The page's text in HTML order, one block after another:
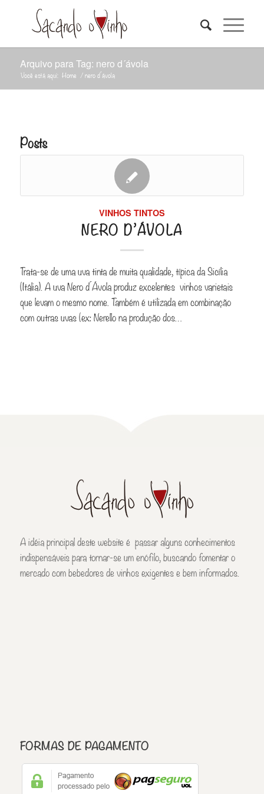
Arquivo para Tag: nero d´ávola
Você está aqui: Home /nero d´ávola
Posts
VINHOS TINTOS
NERO D’ÁVOLA
Trata-se de uma uva tinta de muita qualidade, típica da Sicília
(Itália). A uva Nero d´Ávola produz excelentes vinhos varietais
que levam o mesmo nome. Também é utilizada em combinação
com outras uvas (ex: Nerello na produção dos…
A idéia principal deste website é passar alguns conhecimentos
indispensáveis para tornar-se um enófilo, buscando fomentar o
mercado com bebedores de vinhos exigentes e bem informados.
FORMAS DE PAGAMENTO